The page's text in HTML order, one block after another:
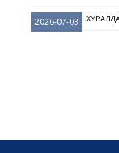
2026-07-03